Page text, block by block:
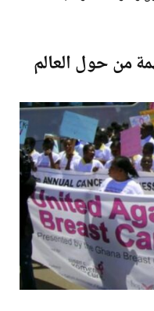
من حول العالم